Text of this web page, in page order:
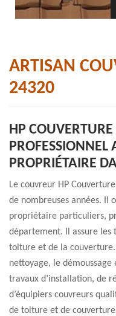
ARTISAN
24320
HP
PROFESSIONNEL
PROPRIÉTAIRE
Le couvreur HP
de nombreuses années. Il
propriétaire particuliers,
département. Il assure les
toiture et de la
nettoyage, le
travaux d’installation, de
d’équipiers couvreurs
de toiture et de